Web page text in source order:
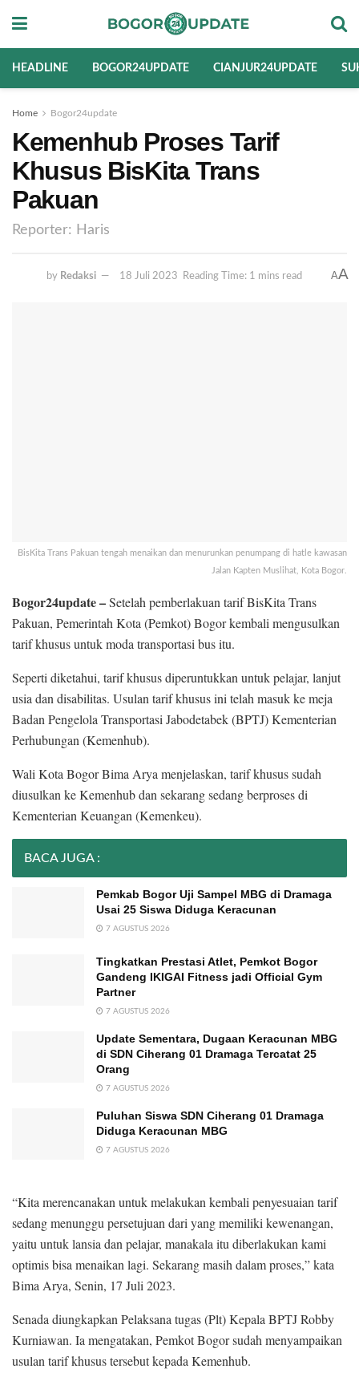
HEADLINE BOGOR24UPDATE CIANJUR24UPDATE
Home Bogor24update
Kemenhub Proses Tarif
Khusus BisKita Trans
Pakuan
Reporter: Haris
by Redaksi 18 Juli 2023 Reading Time: 1 mins read AA
BisKita Trans Pakuan tengah menaikan dan menurunkan penumpang di hatle kawasan
Jalan Kapten Muslihat, Kota Bogor.
Bogor24update –Setelah pemberlakuan tarif BisKita Trans
Pakuan, Pemerintah Kota (Pemkot) Bogor kembali mengusulkan
tarif khusus untuk moda transportasi bus itu.
Seperti diketahui, tarif khusus diperuntukkan untuk pelajar, lanjut
usia dan disabilitas. Usulan tarif khusus ini telah masuk ke meja
Badan Pengelola Transportasi Jabodetabek (BPTJ) Kementerian
Perhubungan (Kemenhub).
Wali Kota Bogor Bima Arya menjelaskan, tarif khusus sudah
diusulkan ke Kemenhub dan sekarang sedang berproses di
Kementerian Keuangan (Kemenkeu).
BACA JUGA :
Pemkab Bogor Uji Sampel MBG di Dramaga
Usai 25 Siswa Diduga Keracunan
7 AGUSTUS 2026
Tingkatkan Prestasi Atlet, Pemkot Bogor
Gandeng IKIGAI Fitness jadi Official Gym
Partner
7 AGUSTUS 2026
Update Sementara, Dugaan Keracunan MBG
di SDN Ciherang 01 Dramaga Tercatat 25
Orang
7 AGUSTUS 2026
Puluhan Siswa SDN Ciherang 01 Dramaga
Diduga Keracunan MBG
7 AGUSTUS 2026
“Kita merencanakan untuk melakukan kembali penyesuaian tarif
sedang menunggu persetujuan dari yang memiliki kewenangan,
yaitu untuk lansia dan pelajar, manakala itu diberlakukan kami
optimis bisa menaikan lagi. Sekarang masih dalam proses,” kata
Bima Arya, Senin, 17 Juli 2023.
Senada diungkapkan Pelaksana tugas (Plt) Kepala BPTJ Robby
Kurniawan. Ia mengatakan, Pemkot Bogor sudah menyampaikan
usulan tarif khusus tersebut kepada Kemenhub.